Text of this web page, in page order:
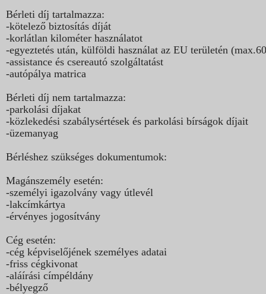
Bérleti díj tartalmazza:
-kötelező biztosítás díját
-korlátlan kilométer használatot
-egyeztetés után, külföldi használat az EU területén
-assistance és csereautó szolgáltatást
-autópálya matrica
Bérleti díj nem tartalmazza:
-parkolási díjakat
-közlekedési szabálysértések és parkolási bírságok díjait
-üzemanyag
Bérléshez szükséges dokumentumok:
Magánszemély esetén:
-személyi igazolvány vagy útlevél
-lakcímkártya
-érvényes jogosítvány
Cég esetén:
-cég képviselőjének személyes adatai
-friss cégkivonat
-aláírási címpéldány
-bélyegző